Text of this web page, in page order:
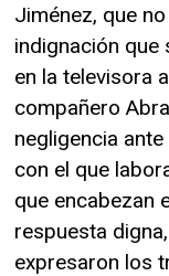
Jiménez, que
indignación que
en la televisora
compañero
negligencia
con el que
que encabezan
respuesta
expresaron los